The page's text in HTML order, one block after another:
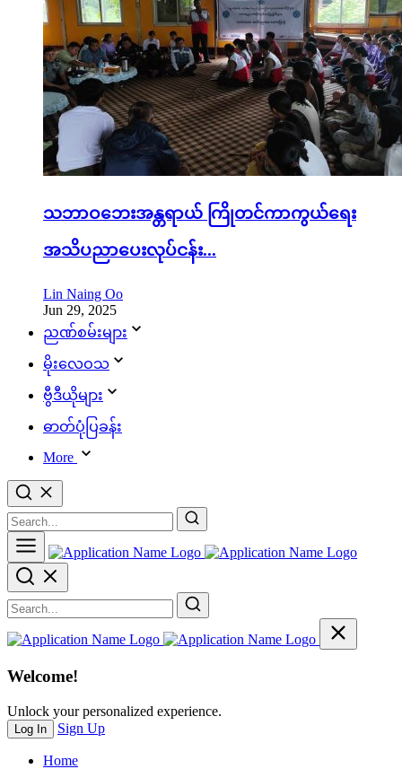
သဘာဝဘေးအန္တရာယ် ကြိုတင်ကာကွယ်ရေး
အသိပညာပေးလုပ်ငန်း...
Lin Naing Oo
Jun 29, 2025
ညဏ်စမ်းများ
မိုးလေဝသ
ဗွီဒီယိုများ
ဓာတ်ပုံပြခန်း
More
Welcome!
Unlock your personalized experience.
Log In Sign Up
Home